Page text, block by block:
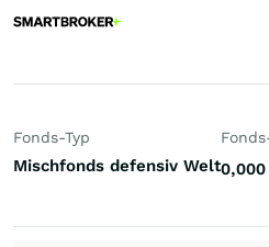
Fonds-Typ
Mischfonds defensiv Welt0,000